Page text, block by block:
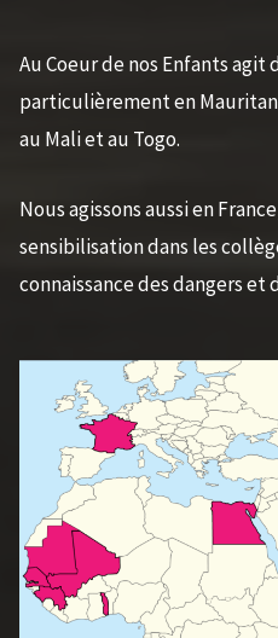
Au Coeur de nos Enfants
particulièrement en
au Mali et au Togo.
Nous agissons aussi en
sensibilisation dans les
connaissance des dangers et